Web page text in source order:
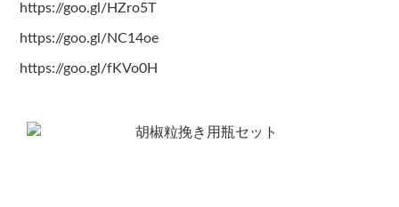
https://goo.gl/HZro5T
https://goo.gl/NC14oe
https://goo.gl/fKVo0H